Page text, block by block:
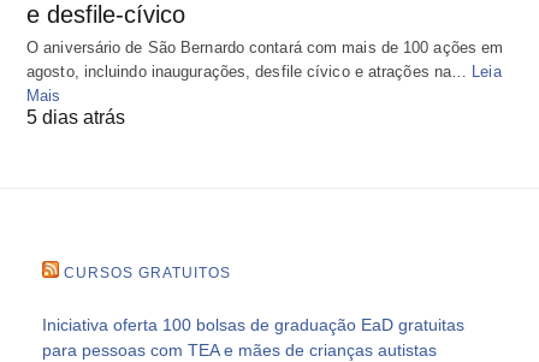
e desfile-cívico
O aniversário de São Bernardo contará com mais de 100 ações em
agosto, incluindo inaugurações, desfile cívico e atrações na… Leia
Mais
5 dias atrás
CURSOS GRATUITOS
Iniciativa oferta 100 bolsas de graduação EaD gratuitas
para pessoas com TEA e mães de crianças autistas